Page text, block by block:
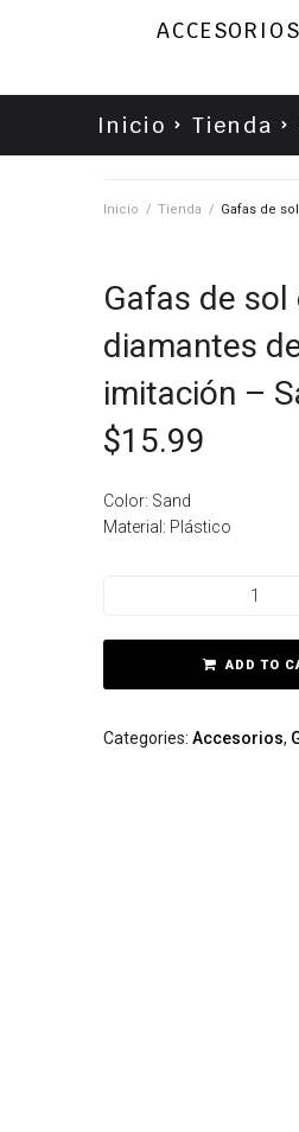
Inicio Tienda
Inicio / Tienda / Gafas de
Gafas de sol
diamantes
imitación –
$15.99
Color: Sand
Material: Plástico
ADD TO
Categories: Accesorios,